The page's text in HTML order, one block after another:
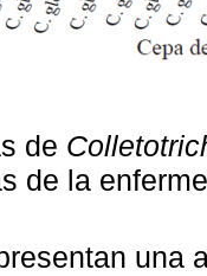
de
de la
una